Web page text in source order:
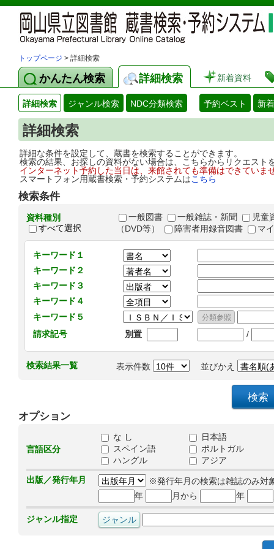
トップページ > 詳細検索
かんたん検索 詳細検索 新着資料
詳細検索 ジャンル検索 NDC分類検索 予約ベスト 新
詳細検索
詳細な条件を設定して、蔵書を検索することができます。
検索の結果、お探しの資料がない場合は、こちらからリクエス
インターネット予約した当日は、来館されても準備はできてい
スマートフォン用蔵書検索・予約システムはこちら
検索条件
資料種別
すべて選択
一般図書 一般雑誌・新聞
児童
（DVD等）
障害者用録音図書 マ
キーワード１
キーワード２
キーワード３
キーワード４
キーワード５
請求記号
別置 /
検索結果一覧 表示件数 並びかえ
オプション
言語区分
な し
日本語
スペイン語
ポルトガル
ハングル
アジア
出版／発行年月
※発行年月の検索は雑誌のみ対
年
月から 年
ジャンル指定